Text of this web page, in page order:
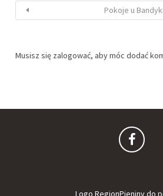
Pokoje u
Musisz się zalogować, aby móc dodać
Logo RegionPieniny do